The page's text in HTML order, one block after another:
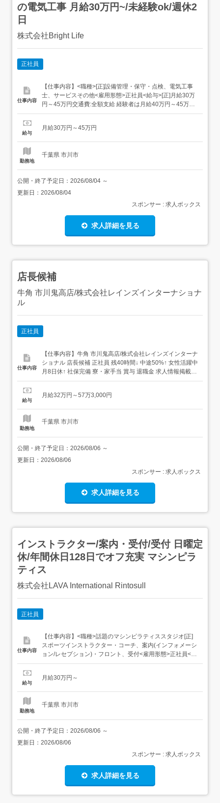
の電気工事 月給30万円~/未経験ok/週休2
日
株式会社Bright Life
正社員
仕事内容
【仕事内容】<職種>[正]設備管理・保守・点検、電気工事
士、サービスその他<雇用形態>正社員<給与>[正]月給30万
円～45万円交通費:全額支給 経験者は月給40万円～45万円
スタートも可・残業代別途全額支給・資格手当:3万円(第二
族手当:あり(配偶者・お子様)・交通費全額支給・昇給:年1
給与
月給30万円～45万円
勤務地
千葉県 市川市
公開・終了予定日： 2026/08/04 ～
更新日： 2026/08/04
スポンサー : 求人ボックス
求人詳細を見る
店長候補
牛角 市川鬼高店/株式会社レインズインターナショナ
ル
正社員
仕事内容
【仕事内容】牛角 市川鬼高店/株式会社レインズインターナ
ショナル 店長候補 正社員 残40時間↓ 中途50%↑ 女性活躍中
月8日休↑ 社保完備 寮・家⼿当 賞与 退職金 求人情報掲載期
間:2026/07/16～2026/08/20 求人情報 店舗の特徴 上場企業
市川ショッピングプラザ 2F ...
給与
月給32万円～57万3,000円
勤務地
千葉県 市川市
公開・終了予定日： 2026/08/06 ～
更新日： 2026/08/06
スポンサー : 求人ボックス
求人詳細を見る
インストラクター/案内・受付/受付 日曜定
休/年間休日128日でオフ充実 マシンピラ
ティス
株式会社LAVA International Rintosull
正社員
仕事内容
【仕事内容】<職種>話題のマシンピラティススタジオ[正]
スポーツインストラクター・コーチ、案内(インフォメーシ
ョン/レセプション)・フロント、受付<雇用形態>正社員<給
与>[正]月給30万円～交通費:全額支給 電車・バス等の公共
業代:18,780円～40,230円/10時間相当分が含まれます。 上
給与
月給30万円～
勤務地
千葉県 市川市
公開・終了予定日： 2026/08/06 ～
更新日： 2026/08/06
スポンサー : 求人ボックス
求人詳細を見る